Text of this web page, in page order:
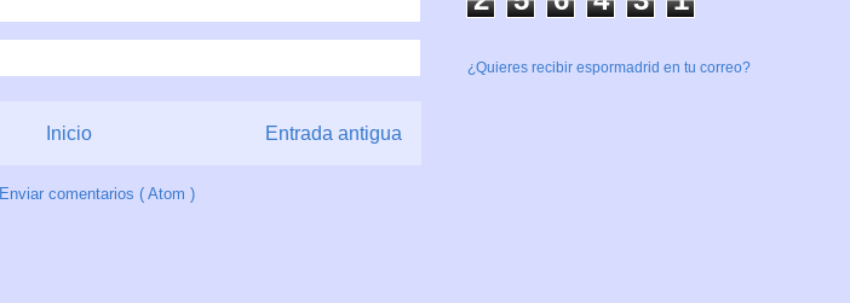
Entrada antigua
Inicio
Enviar comentarios ( Atom )
¿Quieres recibir espormadrid en tu correo?